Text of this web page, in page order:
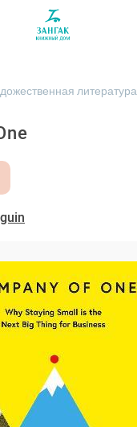
литература